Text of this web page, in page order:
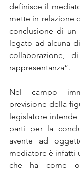
definisce il
mette in relazione
conclusione di un
legato ad alcuna
collaborazione,
rappresentanza”.
Nel campo
previsione della
legislatore intende
parti per la
avente ad
mediatore è infatti
che ha come